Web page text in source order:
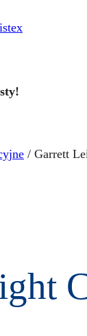
/ Garrett